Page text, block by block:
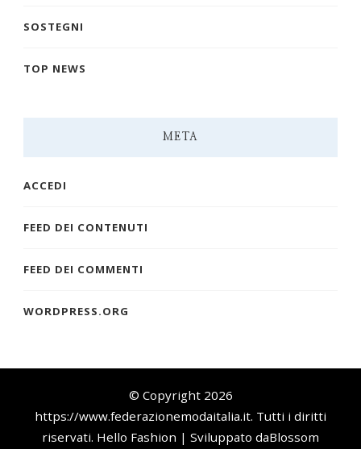
SOSTEGNI
TOP NEWS
META
ACCEDI
FEED DEI CONTENUTI
FEED DEI COMMENTI
WORDPRESS.ORG
© Copyright 2026
https://www.federazionemodaitalia.it. Tutti i diritti
riservati. Hello Fashion | Sviluppato daBlossom